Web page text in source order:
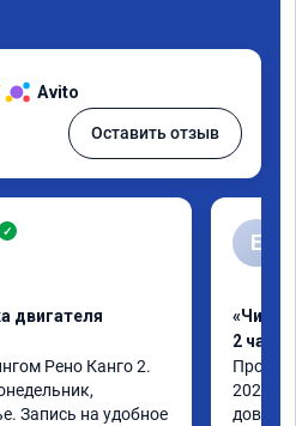
Avito
Оставить отзыв
✓
двигателя
Рено Канго 2.
Запись на удобное
Е
«Чип
2 часа»
2021